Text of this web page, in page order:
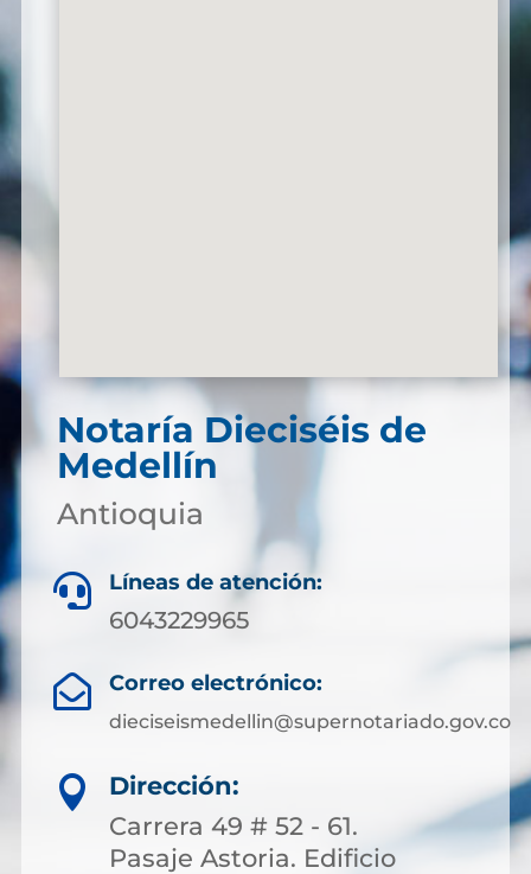
Notaría Dieciséis de
Medellín
Antioquia
 Líneas de atención:
6043229965
 Correo electrónico:
dieciseismedellin@supernotariado.gov.co

Dirección:
Carrera 49 # 52 - 61.
Pasaje Astoria. Edificio